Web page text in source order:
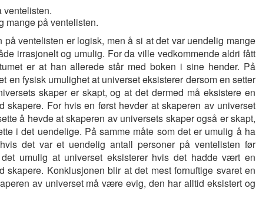
ventelisten.
mange på ventelisten.
på ventelisten er logisk, men å si at det var uendelig mange
irrasjonelt og umulig. For da ville vedkommende aldri fått
er at han allerede står med boken i sine hender. På
en fysisk umulighet at universet eksisterer dersom en setter
skaper er skapt, og at det dermed må eksistere en
skapere. For hvis en først hevder at skaperen av universet
å hevde at skaperen av universets skaper også er skapt,
i det uendelige. På samme måte som det er umulig å ha
det var et uendelig antall personer på ventelisten før
det umulig at universet eksisterer hvis det hadde vært en
skapere. Konklusjonen blir at det mest fornuftige svaret en
av universet må være evig, den har alltid eksistert og